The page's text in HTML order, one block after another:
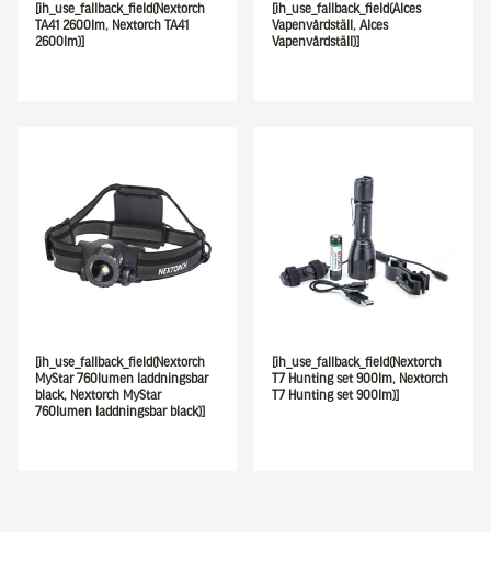
[ih_use_fallback_field(Nextorch
TA41 2600lm, Nextorch TA41
2600lm)]
[ih_use_fallback_field(Alces
Vapenvårdställ, Alces
Vapenvårdställ)]
[ih_use_fallback_field(Nextorch
MyStar 760lumen laddningsbar
black, Nextorch MyStar
760lumen laddningsbar black)]
[ih_use_fallback_field(Nextorch
T7 Hunting set 900lm, Nextorch
T7 Hunting set 900lm)]